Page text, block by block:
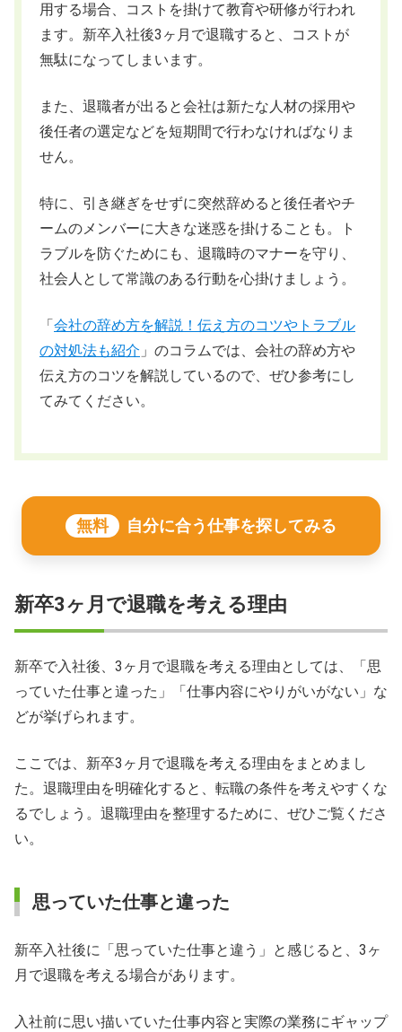
用する場合、コストを掛けて教育や研修が行われ
ます。新卒入社後3ヶ月で退職すると、コストが
無駄になってしまいます。
また、退職者が出ると会社は新たな人材の採用や
後任者の選定などを短期間で行わなければなりま
せん。
特に、引き継ぎをせずに突然辞めると後任者やチ
ームのメンバーに大きな迷惑を掛けることも。ト
ラブルを防ぐためにも、退職時のマナーを守り、
社会人として常識のある行動を心掛けましょう。
「会社の辞め方を解説！伝え方のコツやトラブル
の対処法も紹介 」のコラムでは、会社の辞め方や
伝え方のコツを解説しているので、ぜひ参考にし
てみてください。
無料 自分に合う仕事を探してみる
新卒3ヶ月で退職を考える理由
新卒で入社後、3ヶ月で退職を考える理由としては、「思
っていた仕事と違った」「仕事内容にやりがいがない」な
どが挙げられます。
ここでは、新卒3ヶ月で退職を考える理由をまとめまし
た。退職理由を明確化すると、転職の条件を考えやすくな
るでしょう。退職理由を整理するために、ぜひご覧くださ
い。
思っていた仕事と違った
新卒入社後に「思っていた仕事と違う」と感じると、3ヶ
月で退職を考える場合があります。
入社前に思い描いていた仕事内容と実際の業務にギャップ